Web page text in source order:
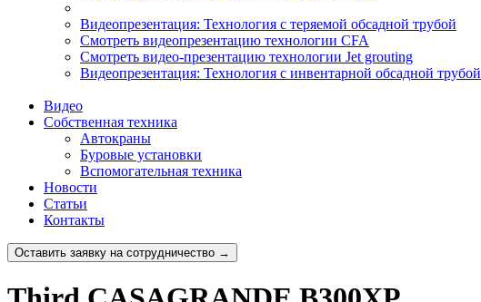
Видеопрезентация: Технология с теряемой обсадной трубой
Смотреть видеопрезентацию технологии CFA
Смотреть видео-презентацию технологии Jet grouting
Видеопрезентация: Технология с инвентарной обсадной трубой
Видео
Собственная техника
Автокраны
Буровые установки
Вспомогательная техника
Новости
Статьи
Контакты
Оставить заявку на сотрудничество →